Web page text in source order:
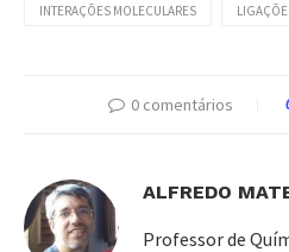
INTERAÇÕES MOLECULARES
0 comentários
ALFREDO
Professor de